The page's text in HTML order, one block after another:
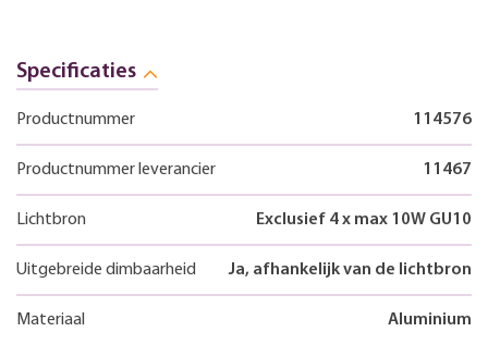
Specificaties
Productnummer 114576
Productnummer leverancier 11467
Lichtbron Exclusief 4 x max 10W GU10
Uitgebreide dimbaarheid Ja, afhankelijk van de lichtbron
Materiaal Aluminium